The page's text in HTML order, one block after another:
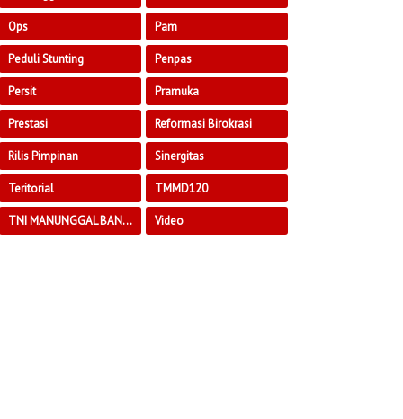
Ops Pam
Peduli Stunting Penpas
Persit Pramuka
Prestasi Reformasi Birokrasi
Rilis Pimpinan Sinergitas
Teritorial TMMD120
TNI MANUNGGAL BANGUN DESA Video